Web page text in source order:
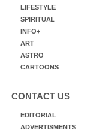
LIFESTYLE
SPIRITUAL
INFO+
ART
ASTRO
CARTOONS
CONTACT US
EDITORIAL
ADVERTISMENTS